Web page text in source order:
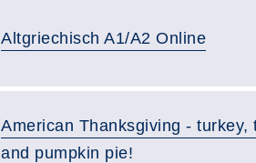
Altgriechisch A1/A2 Online
American Thanksgiving - turkey,
and pumpkin pie!